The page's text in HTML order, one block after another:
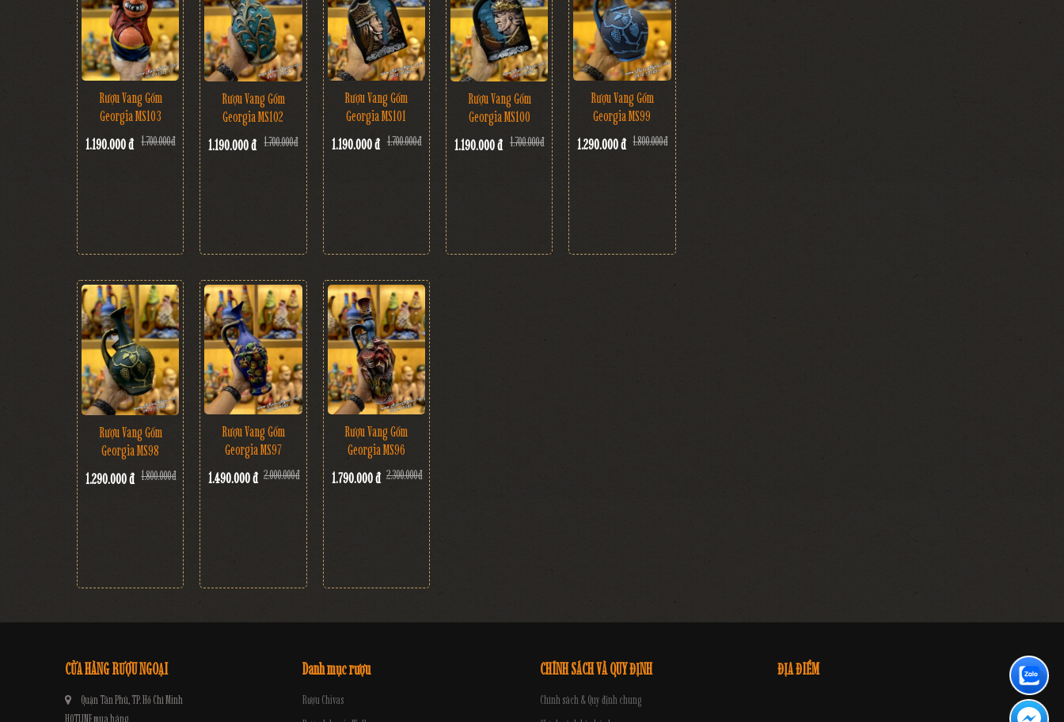
Rượu Vang Gốm
Georgia MS103
1.190.000 đ 1.700.000 đ
Rượu Vang Gốm
Georgia MS102
1.190.000 đ 1.700.000 đ
Rượu Vang Gốm
Georgia MS101
1.190.000 đ 1.700.000 đ
Rượu Vang Gốm
Georgia MS100
1.190.000 đ 1.700.000 đ
Rượu Vang Gốm
Georgia MS99
1.290.000 đ 1.800.000 đ
Rượu Vang Gốm
Georgia MS98
1.290.000 đ 1.800.000 đ
Rượu Vang Gốm
Georgia MS97
1.490.000 đ 2.000.000 đ
Rượu Vang Gốm
Georgia MS96
1.790.000 đ 2.300.000 đ
CỬA HÀNG RƯỢU NGOẠI
Quận Tân Phú, TP. Hồ Chí Minh
HOTLINE mua hàng
Danh mục rượu
Rượu Chivas
CHÍNH SÁCH VÀ QUY ĐỊNH
Chính sách & Quy định chung
ĐỊA ĐIỂM